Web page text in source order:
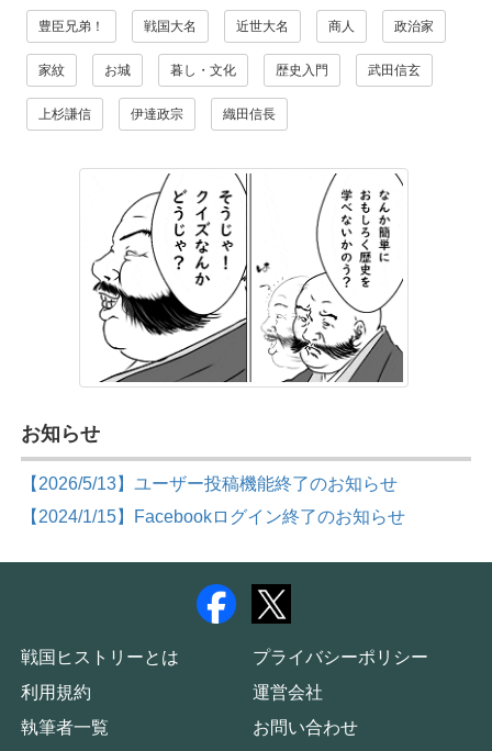
豊臣兄弟！ 戦国大名 近世大名 商人 政治家
家紋 お城 暮し・文化 歴史入門 武田信玄
上杉謙信 伊達政宗 織田信長
お知らせ
【2026/5/13】ユーザー投稿機能終了のお知らせ
【2024/1/15】Facebookログイン終了のお知らせ
戦国ヒストリーとは
プライバシーポリシー
利用規約
運営会社
執筆者一覧
お問い合わせ